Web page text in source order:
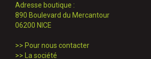
Adresse boutique :
890 Boulevard du Mercantour
06200 NICE
>> Pour nous contacter
>>
La société